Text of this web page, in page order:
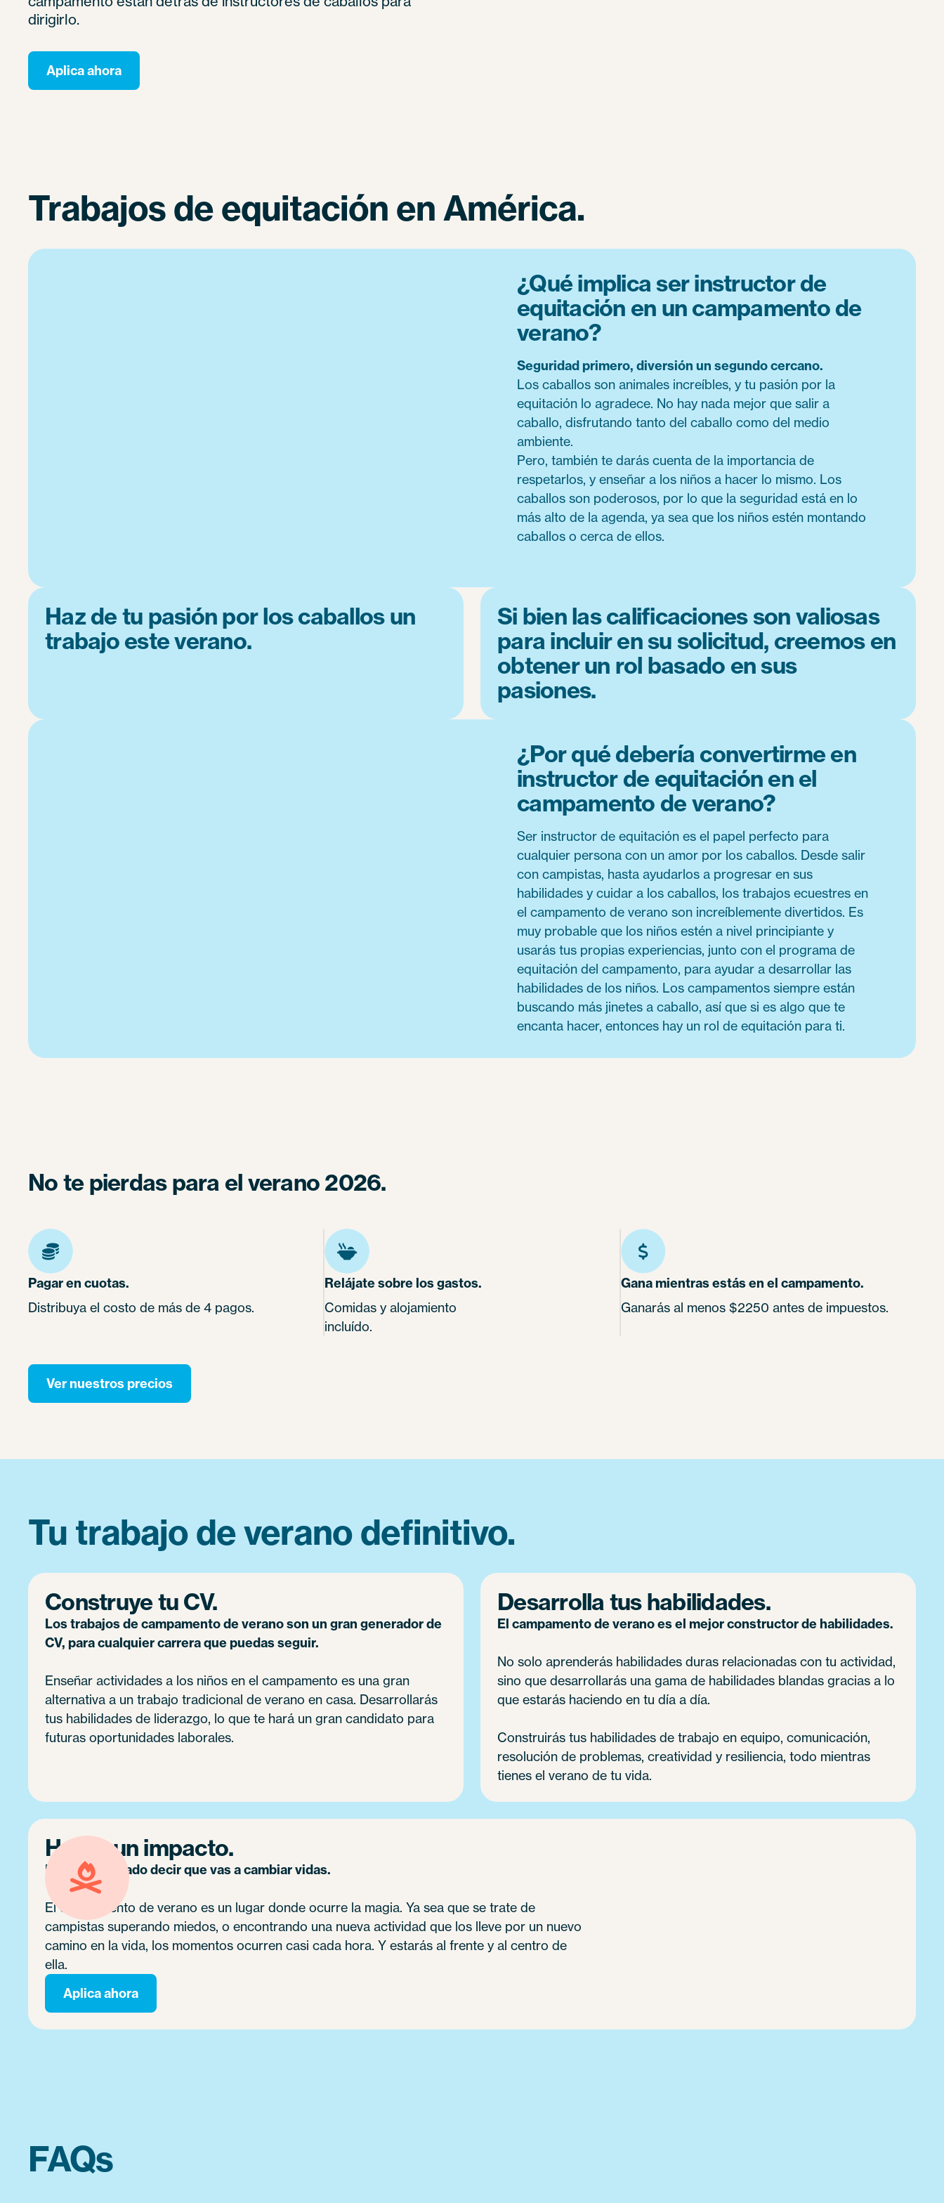
dirigirlo.
Aplica ahora
Trabajos de equitación en América.
¿Qué implica ser instructor de
equitación en un campamento de
verano?
Seguridad primero, diversión un segundo cercano.
Los caballos son animales increíbles, y tu pasión por la
equitación lo agradece. No hay nada mejor que salir a
caballo, disfrutando tanto del caballo como del medio
ambiente.
Pero, también te darás cuenta de la importancia de
respetarlos, y enseñar a los niños a hacer lo mismo. Los
caballos son poderosos, por lo que la seguridad está en lo
más alto de la agenda, ya sea que los niños estén montando
caballos o cerca de ellos.
Haz de tu pasión por los caballos un
trabajo este verano.
Si bien las calificaciones son valiosas
para incluir en su solicitud, creemos en
obtener un rol basado en sus
pasiones.
¿Por qué debería convertirme en
instructor de equitación en el
campamento de verano?
Ser instructor de equitación es el papel perfecto para
cualquier persona con un amor por los caballos. Desde salir
con campistas, hasta ayudarlos a progresar en sus
habilidades y cuidar a los caballos, los trabajos ecuestres en
el campamento de verano son increíblemente divertidos. Es
muy probable que los niños estén a nivel principiante y
usarás tus propias experiencias, junto con el programa de
equitación del campamento, para ayudar a desarrollar las
habilidades de los niños. Los campamentos siempre están
buscando más jinetes a caballo, así que si es algo que te
encanta hacer, entonces hay un rol de equitación para ti.
No te pierdas para el verano 2026.
Pagar en cuotas.
Distribuya el costo de más de 4 pagos.
Relájate sobre los gastos.
Comidas y alojamiento
incluído.
Gana mientras estás en el campamento.
Ganarás al menos $2250 antes de impuestos.
Ver nuestros precios
Tu trabajo de verano definitivo.
Construye tu CV.
Los trabajos de campamento de verano son un gran generador de
CV, para cualquier carrera que puedas seguir.
Enseñar actividades a los niños en el campamento es una gran
alternativa a un trabajo tradicional de verano en casa. Desarrollarás
tus habilidades de liderazgo, lo que te hará un gran candidato para
futuras oportunidades laborales.
Desarrolla tus habilidades.
El campamento de verano es el mejor constructor de habilidades.
No solo aprenderás habilidades duras relacionadas con tu actividad,
sino que desarrollarás una gama de habilidades blandas gracias a lo
que estarás haciendo en tu día a día.
Construirás tus habilidades de trabajo en equipo, comunicación,
resolución de problemas, creatividad y resiliencia, todo mientras
tienes el verano de tu vida.
Hacer un impacto.
No es exagerado decir que vas a cambiar vidas.
El campamento de verano es un lugar donde ocurre la magia. Ya sea que se trate de
campistas superando miedos, o encontrando una nueva actividad que los lleve por un nuevo
camino en la vida, los momentos ocurren casi cada hora. Y estarás al frente y al centro de
ella.
Aplica ahora
FAQs